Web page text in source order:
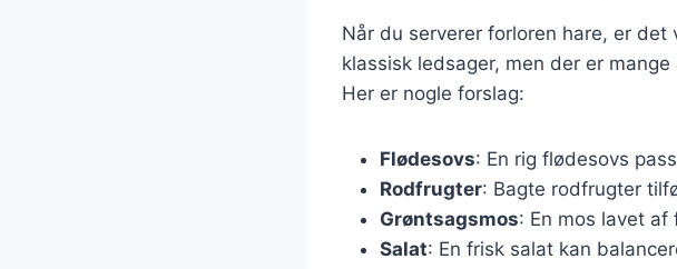
Når du serverer forloren hare, er
klassisk ledsager, men der er
Her er nogle forslag:
Flødesovs: En rig flødesovs
Rodfrugter: Bagte rodfrugter
Grøntsagsmos: En mos lavet af
Salat: En frisk salat kan